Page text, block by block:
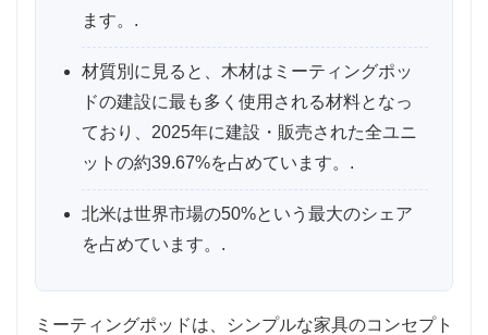
ます。.
材質別に見ると、木材はミーティングポッ
ドの建設に最も多く使用される材料となっ
ており、2025年に建設・販売された全ユニ
ットの約39.67%を占めています。.
北米は世界市場の50%という最大のシェア
を占めています。.
ミーティングポッドは、シンプルな家具のコンセプト